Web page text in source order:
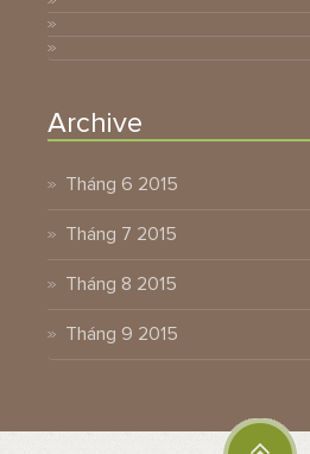
Archive
Tháng 6 2015
Tháng 7 2015
Tháng 8 2015
Tháng 9 2015